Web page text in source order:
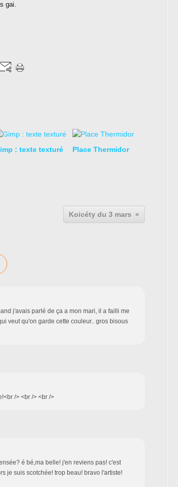
gai.
: texte texturé Place Thermidor
Koicéty du 3 mars
j'avais parlé de ça a mon mari, il a failli me
veut qu'on garde cette couleur.. gros bisous
/> <br /> <br />
é bé,ma belle! j'en reviens pas! c'est
je suis scotchée! trop beau! bravo l'artiste!